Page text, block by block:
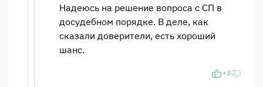
Надеюсь на решение вопроса с СП в
досудебном порядке. В деле, как
сказали доверители, есть хороший
шанс.
+3